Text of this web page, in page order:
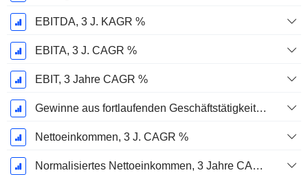
EBITDA, 3 J. KAGR %
EBITA, 3 J. CAGR %
EBIT, 3 Jahre CAGR %
Gewinne aus fortlaufenden Geschäftstätigkeiten, 3 Jahre KAGR %
Nettoeinkommen, 3 J. CAGR %
Normalisiertes Nettoeinkommen, 3 Jahre CAGR %